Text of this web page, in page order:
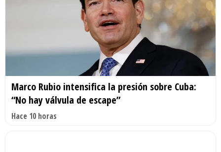
Marco Rubio intensifica la presión sobre Cuba:
“No hay válvula de escape”
Hace 10 horas